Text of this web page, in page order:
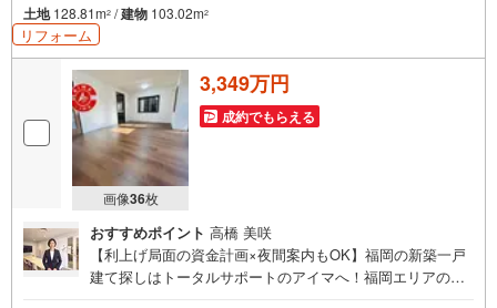
土地128.81m2 /建物 103.02m2
リフォーム
画像36枚
3,349万円
成約でもらえる
おすすめポイント 高橋 美咲
【利上げ局面の資金計画×夜間案内もOK】福岡の新築一戸
建て探しはトータルサポートのアイマへ！福岡エリアの最